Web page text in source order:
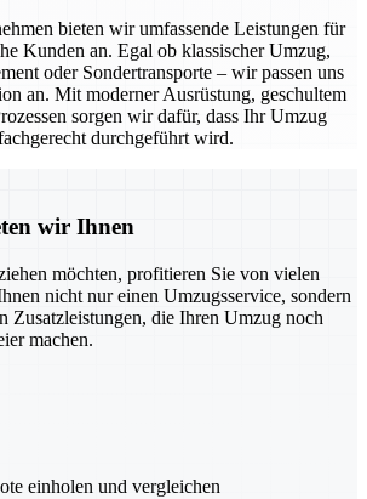
bieten wir umfassende Leistungen für
Kunden an. Egal ob klassischer Umzug,
oder Sondertransporte – wir passen uns
an. Mit moderner Ausrüstung, geschultem
sorgen wir dafür, dass Ihr Umzug
durchgeführt wird.
wir Ihnen
möchten, profitieren Sie von vielen
nicht nur einen Umzugsservice, sondern
Zusatzleistungen, die Ihren Umzug noch
machen.
einholen und vergleichen